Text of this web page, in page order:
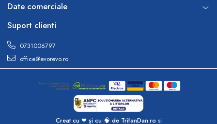
Aparate apnee
Aparate aerosoli
Cantare
Glucometre
Perne si paturi electrice
Date comerciale
Suport clienti
0731006797
office@evorevo.ro
Creat cu ❤ și cu 🧠 de TrifanDan.ro si